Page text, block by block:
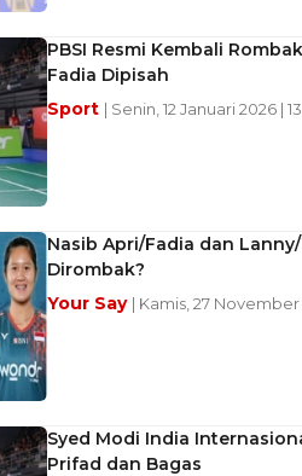
PBSI Resmi Kembali
Fadia Dipisah
Sport | Senin, 12 Januari 2026 |
Nasib Apri/Fadia dan
Dirombak?
Your Say | Kamis, 27 November
Syed Modi India
Prifad dan Bagas